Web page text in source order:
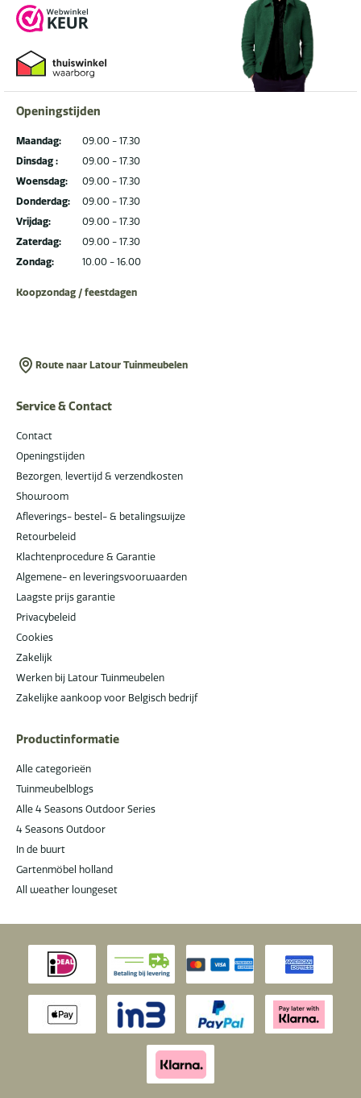
Openingstijden
Maandag:
Dinsdag :
Woensdag:
Donderdag:
Vrijdag:
Zaterdag:
Zondag:
09.00 - 17.30
09.00 - 17.30
09.00 - 17.30
09.00 - 17.30
09.00 - 17.30
09.00 - 17.30
10.00 - 16.00
Koopzondag / feestdagen
Route naar Latour Tuinmeubelen
Service & Contact
Contact
Openingstijden
Bezorgen, levertijd & verzendkosten
Showroom
Afleverings- bestel- & betalingswijze
Retourbeleid
Klachtenprocedure & Garantie
Algemene- en leveringsvoorwaarden
Laagste prijs garantie
Privacybeleid
Cookies
Zakelijk
Werken bij Latour Tuinmeubelen
Zakelijke aankoop voor Belgisch bedrijf
Productinformatie
Alle categorieën
Tuinmeubelblogs
Alle 4 Seasons Outdoor Series
4 Seasons Outdoor
In de buurt
Gartenmöbel holland
All weather loungeset